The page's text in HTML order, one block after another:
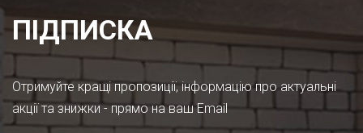
ПІДПИСКА
Отримуйте кращі пропозиції, інформацію про актуальні
акції та знижки - прямо на ваш Email